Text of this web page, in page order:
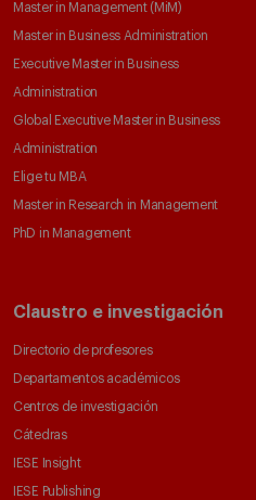
Master in Management (MiM)
Master in Business Administration
Executive Master in Business
Administration
Global Executive Master in Business
Administration
Elige tu MBA
Master in Research in Management
PhD in Management
Claustro e investigación
Directorio de profesores
Departamentos académicos
Centros de investigación
Cátedras
IESE Insight
IESE Publishing